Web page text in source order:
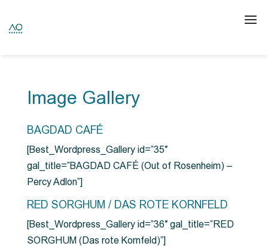
Image Gallery
BAGDAD CAFÉ
[Best_Wordpress_Gallery id=”35″
gal_title=”BAGDAD CAFÉ (Out of Rosenheim) –
Percy Adlon”]
RED SORGHUM / DAS ROTE KORNFELD
[Best_Wordpress_Gallery id=”36″ gal_title=”RED
SORGHUM (Das rote Kornfeld)”]